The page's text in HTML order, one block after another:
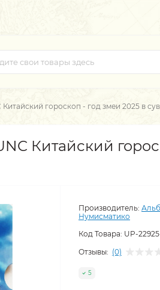
гороскоп - год змеи 2025 в
Китайский
Производитель:
Нумисматико
Код Товара: UP-
Отзывы: (0)
5